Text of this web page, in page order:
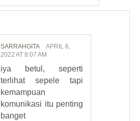
SARRAHGITA
APRIL 6,
2022 AT 8:07 AM
iya betul, seperti
terlihat sepele tapi
kemampuan
komunikasi itu penting
banget